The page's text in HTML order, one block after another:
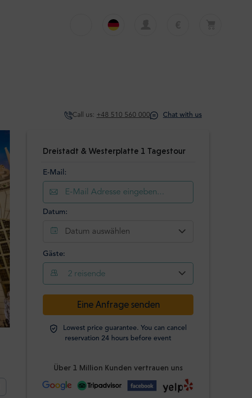
Italiano $ USD
Call us: +48 510 560 000 Chat with us
Dreistadt & Westerplatte 1 Tagestour
E-Mail:
Datum:
Datum auswählen
Gäste:
2 reisende
Passagiere -
Studierende
-
Alter 0-12 Jahre
+
Eine Anfrage senden
Lowest price guarantee. You can cancel
reservation 24 hours before event
Über 1 Million Kunden vertrauen uns